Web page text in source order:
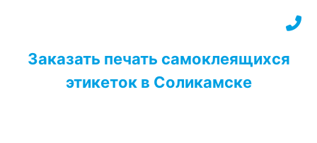
Заказать печать самоклеящихся
этикеток в Соликамске